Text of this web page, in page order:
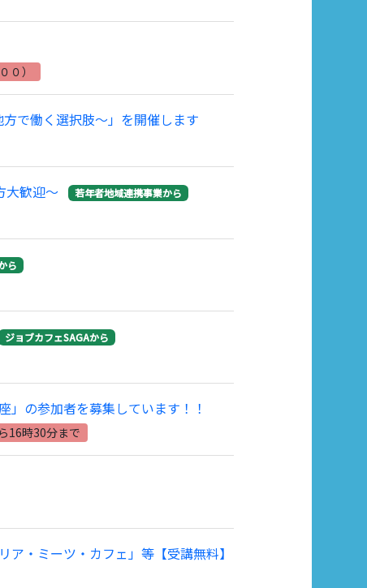
）
で働く選択肢～」を開催します
大歓迎～ 若年者地域連携事業から
ら
ジョブカフェSAGAから
」の参加者を募集しています！！
16時30分まで
・ミーツ・カフェ」等【受講無料】